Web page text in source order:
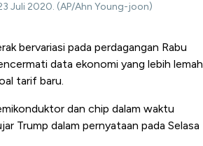
Juli 2020. (AP/Ahn Young-joon)
bervariasi pada perdagangan Rabu
data ekonomi yang lebih lemah
tarif baru.
dan chip dalam waktu
Trump dalam pernyataan pada Selasa